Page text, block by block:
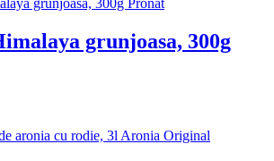
grunjoasa, 300g